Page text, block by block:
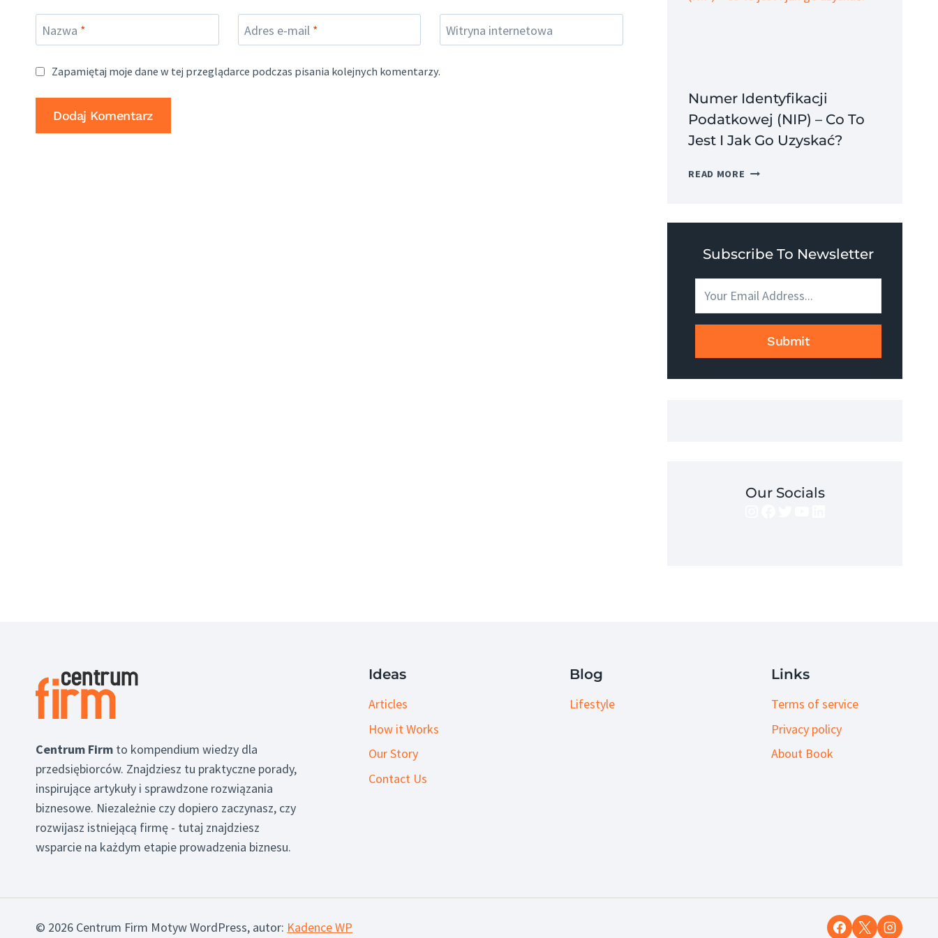
Nazwa * Adres e-mail * Witryna internetowa
Zapamiętaj moje dane w tej przeglądarce podczas pisania kolejnych komentarzy.
JEST
Numer Identyfikacji
Podatkowej (NIP) – Co To
Jest I Jak Go Uzyskać?
READ MORE NUMER
CO
JEST
I
JAK
UZYSKAĆ?
Subscribe To Newsletter
Submit
Our Socials
Centrum Firm to kompendium wiedzy dla
przedsiębiorców. Znajdziesz tu praktyczne porady,
inspirujące artykuły i sprawdzone rozwiązania
biznesowe. Niezależnie czy dopiero zaczynasz, czy
rozwijasz istniejącą firmę - tutaj znajdziesz
wsparcie na każdym etapie prowadzenia biznesu.
Ideas
Articles
How it Works
Our Story
Contact Us
Blog
Lifestyle
Links
Terms of service
Privacy policy
About Book
© 2026 Centrum Firm Motyw WordPress, autor: Kadence WP